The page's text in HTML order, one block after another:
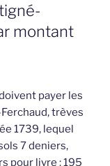
montant
payer les
trèves
1739, lequel
7 deniers,
pour livre : 195